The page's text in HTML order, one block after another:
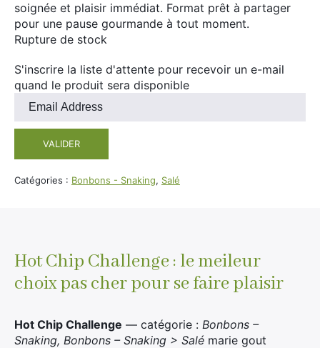
soignée et plaisir immédiat. Format prêt à partager
pour une pause gourmande à tout moment.
Rupture de stock
S'inscrire la liste d'attente pour recevoir un e-mail
quand le produit sera disponible
Entrez
adresse
mail
pour
pour
ce
produit
VALIDER
Catégories : Bonbons - Snaking, Salé
Hot Chip Challenge : le meileur
choix pas cher pour se faire plaisir
Hot Chip Challenge — catégorie : Bonbons –
Snaking, Bonbons – Snaking > Salé marie gout
Booster E-Liquide
Sucré